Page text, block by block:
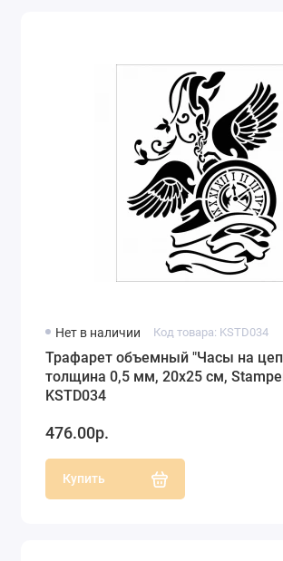
Нет в наличии Код товара: KSTD034
Трафарет объемный "Часы на
толщина 0,5 мм, 20х25 см,
KSTD034
476.00р.
Купить